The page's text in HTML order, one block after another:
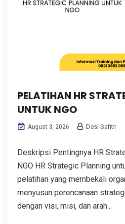
PELATIHAN HR
UNTUK NGO
August 3, 2026 Desi Safitri
Deskripsi Pentingnya HR
NGO HR Strategic Planning
pelatihan yang membekali
menyusun perencanaan
dengan visi, misi, dan arah...